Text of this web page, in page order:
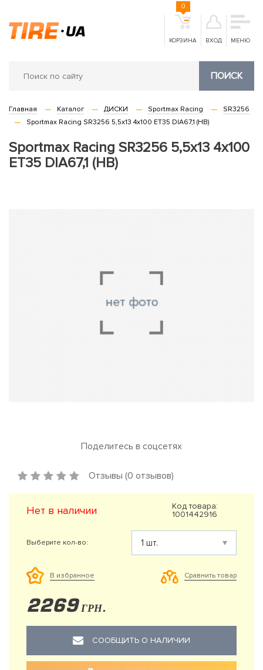
КОРЗИНА
0
ВХОД МЕНЮ
ПОИСК
Главная Каталог ДИСКИ Sportmax Racing
SR3256
Sportmax Racing SR3256 5,5x13 4x100 ET35 DIA67,1 (HB)
Sportmax Racing SR3256 5,5x13 4x100
ET35 DIA67,1 (HB)
Поделитесь в соцсетях
Отзывы (0 отзывов)
Нет в наличии
Код товара:
1001442916
Выберите кол-во:
В избранное Сравнить товар
2269 ГРН.
СООБЩИТЬ О НАЛИЧИИ